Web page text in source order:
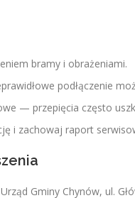
bramy i obrażeniami.
podłączenie
— przepięcia często
i zachowaj raport
Gminy Chynów, ul.